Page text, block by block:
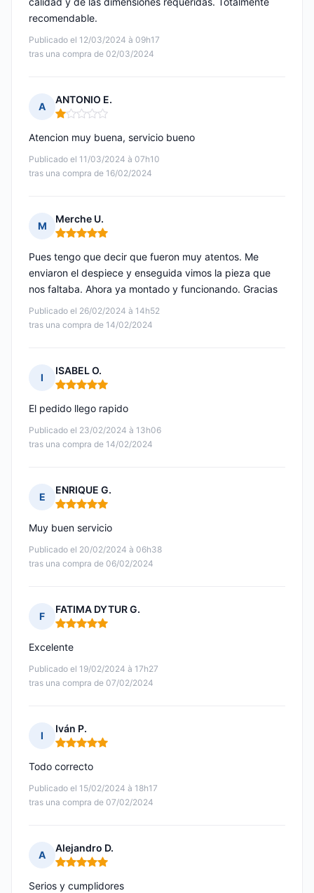
Publicado el 12/03/2024 à 09h17
tras una compra de 02/03/2024
recomendable.
A
ANTONIO E.
Nota: 1 de 5
Publicado el 11/03/2024 à 07h10
tras una compra de 16/02/2024
Atencion muy buena, servicio bueno
M
Merche U.
Nota: 5 de 5
Publicado el 26/02/2024 à 14h52
tras una compra de 14/02/2024
Pues tengo que decir que fueron muy atentos. Me
enviaron el despiece y enseguida vimos la pieza que
nos faltaba. Ahora ya montado y funcionando. Gracias
I
ISABEL O.
Nota: 5 de 5
Publicado el 23/02/2024 à 13h06
tras una compra de 14/02/2024
El pedido llego rapido
E
ENRIQUE G.
Nota: 5 de 5
Publicado el 20/02/2024 à 06h38
tras una compra de 06/02/2024
Muy buen servicio
F
FATIMA DYTUR G.
Nota: 5 de 5
Publicado el 19/02/2024 à 17h27
tras una compra de 07/02/2024
Excelente
I
Iván P.
Nota: 5 de 5
Publicado el 15/02/2024 à 18h17
tras una compra de 07/02/2024
Todo correcto
A
Alejandro D.
Nota: 5 de 5
Serios y cumplidores